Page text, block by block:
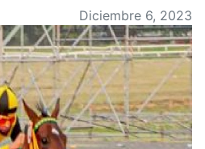
Diciembre 6, 2023